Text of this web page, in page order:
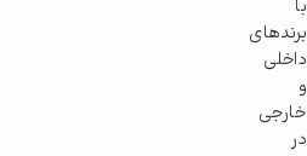
با
برندهای
داخلی
و
خارجی
در